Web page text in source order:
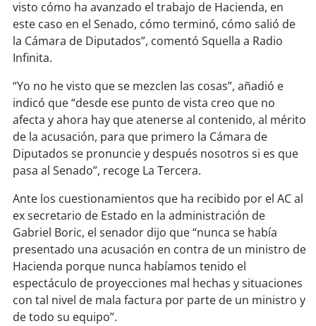
soysanantonio
soysancarlos
soytalcahuano
soy concepción
soycoronel
soy arauco
soytemuco
soy valdivia
visto cómo ha avanzado el trabajo de Hacienda, en
este caso en el Senado, cómo terminó, cómo salió de
la Cámara de Diputados”, comentó Squella a Radio
Infinita.
“Yo no he visto que se mezclen las cosas”, añadió e
indicó que “desde ese punto de vista creo que no
afecta y ahora hay que atenerse al contenido, al mérito
de la acusación, para que primero la Cámara de
Diputados se pronuncie y después nosotros si es que
pasa al Senado”, recoge La Tercera.
Ante los cuestionamientos que ha recibido por el AC al
ex secretario de Estado en la administración de
Gabriel Boric, el senador dijo que “nunca se había
presentado una acusación en contra de un ministro de
Hacienda porque nunca habíamos tenido el
espectáculo de proyecciones mal hechas y situaciones
con tal nivel de mala factura por parte de un ministro y
de todo su equipo”.